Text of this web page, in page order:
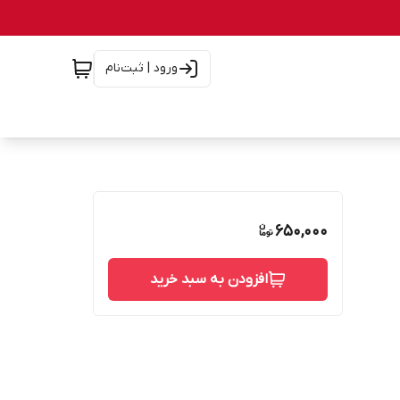
ورود | ثبت‌نام
650,000
افزودن به سبد خرید